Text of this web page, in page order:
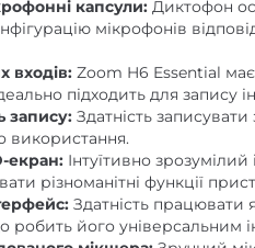
мікрофонів
Zoom H6 Essential
підходить для запису
запису: Здатність
використання.
екран:Інтуїтивно
різноманітні функції
Здатність працювати
робить його універсальним
мікшера:Зручний